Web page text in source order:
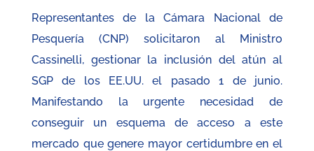
Representantes de la Cámara Nacional de
Pesquería (CNP) solicitaron al Ministro
Cassinelli, gestionar la inclusión del atún al
SGP de los EE.UU. el pasado 1 de junio.
Manifestando la urgente necesidad de
conseguir un esquema de acceso a este
mercado que genere mayor certidumbre en el